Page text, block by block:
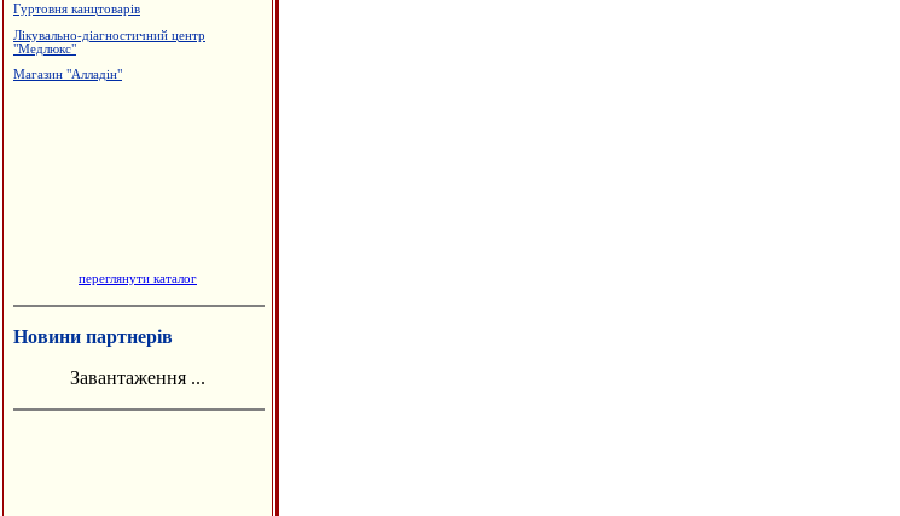
Гуртовня канцтоварів
Лікувально-діагностичний центр
"Медлюкс"
Магазин "Алладін"
переглянути каталог
Новини партнерів
Завантаження ...